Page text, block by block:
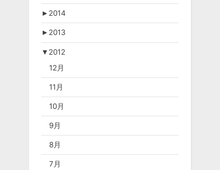
► 2014
► 2013
▼ 2012
12月
11月
10月
9月
8月
7月